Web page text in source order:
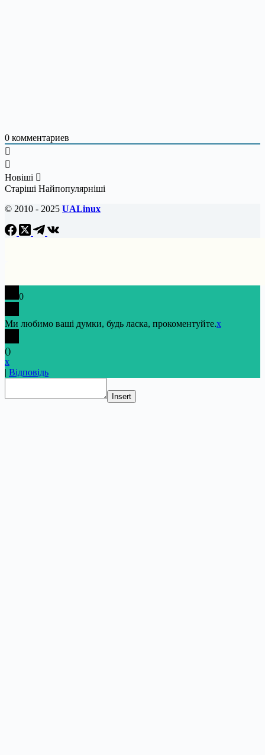
0 комментариев
Новіші
Старіші Найпопулярніші
© 2010 - 2025 UALinux
0
Ми любимо ваші думки, будь ласка, прокоментуйте.x
()
x
| Відповідь
Insert